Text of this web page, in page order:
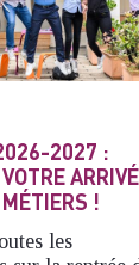
2027 :
!
les